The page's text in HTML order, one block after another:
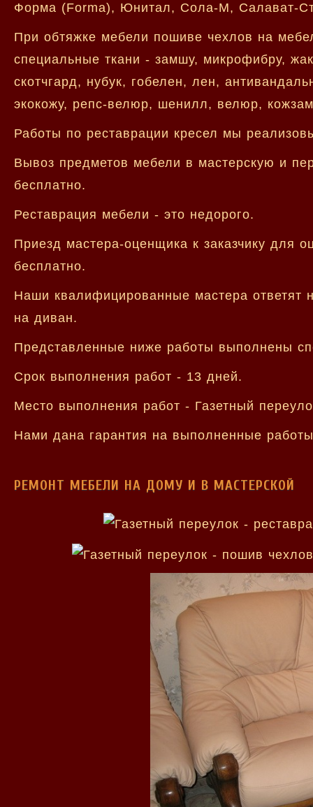
Форма (Forma), Юнитал, Сола-М, Салават-
При обтяжке мебели пошиве чехлов на
специальные ткани - замшу, микрофибру,
скотчгард, нубук, гобелен, лен,
экокожу, репс-велюр, шенилл, велюр,
Работы по реставрации кресел мы
Вывоз предметов мебели в мастерскую и
бесплатно.
Реставрация мебели - это недорого.
Приезд мастера-оценщика к заказчику для
бесплатно.
Наши квалифицированные мастера ответят
на диван.
Представленные ниже работы выполнены
Срок выполнения работ - 13 дней.
Место выполнения работ - Газетный
Нами дана гарантия на выполненные
РЕМОНТ МЕБЕЛИ НА ДОМУ И В МАСТЕРСКОЙ